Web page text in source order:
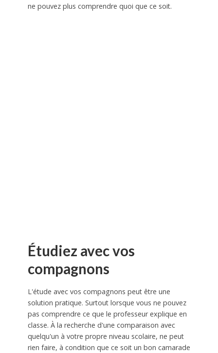
ne pouvez plus comprendre quoi que ce soit.
Étudiez avec vos
compagnons
L'étude avec vos compagnons peut être une
solution pratique. Surtout lorsque vous ne pouvez
pas comprendre ce que le professeur explique en
classe. À la recherche d'une comparaison avec
quelqu'un à votre propre niveau scolaire, ne peut
rien faire, à condition que ce soit un bon camarade